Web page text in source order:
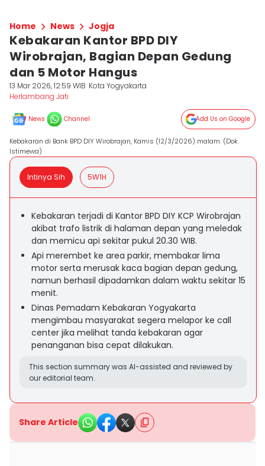
Home News Jogja
Kebakaran Kantor BPD DIY
Wirobrajan, Bagian Depan Gedung
dan 5 Motor Hangus
13 Mar 2026, 12:59 WIB Kota Yogyakarta
Herlambang Jati
News Channel Add Us on Google
Kebakaran di Bank BPD DIY Wirobrajan, Kamis (12/3/2026) malam. (Dok.
Istimewa)
Intinya Sih 5W1H
Kebakaran terjadi di Kantor BPD DIY KCP Wirobrajan
akibat trafo listrik di halaman depan yang meledak
dan memicu api sekitar pukul 20.30 WIB.
Api merembet ke area parkir, membakar lima
motor serta merusak kaca bagian depan gedung,
namun berhasil dipadamkan dalam waktu sekitar 15
menit.
Dinas Pemadam Kebakaran Yogyakarta
mengimbau masyarakat segera melapor ke call
center jika melihat tanda kebakaran agar
penanganan bisa cepat dilakukan.
This section summary was AI-assisted and reviewed by
our editorial team.
Share Article